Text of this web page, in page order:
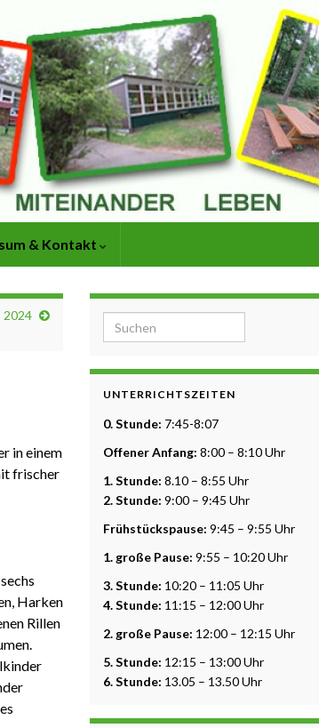
& Kontakt
2024
in einem
frischer
Harken
Rillen
Search for:
UNTERRICHTSZEITEN
0. Stunde: 7:45-8:07
Offener Anfang: 8:00 – 8:10 Uhr
1. Stunde: 8.10 – 8:55 Uhr
2. Stunde: 9:00 – 9:45 Uhr
Frühstückspause: 9:45 – 9:55 Uhr
1. große Pause: 9:55 – 10:20 Uhr
3. Stunde: 10:20 – 11:05 Uhr
4. Stunde: 11:15 – 12:00 Uhr
2. große Pause: 12:00 – 12:15 Uhr
5. Stunde: 12:15 – 13:00 Uhr
6. Stunde: 13.05 – 13.50 Uhr